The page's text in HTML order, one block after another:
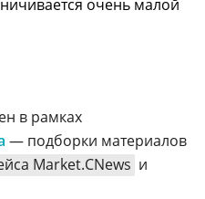
очень малой
в рамках
— подборки материалов
Market.CNews и